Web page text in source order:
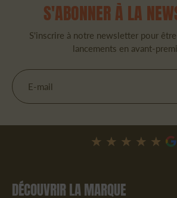
S'ABONNER À LA
S'inscrire à notre newsletter pour
lancements en avant-
E-mail
★★★★★
★★★★★
DÉCOUVRIR LA MARQUE